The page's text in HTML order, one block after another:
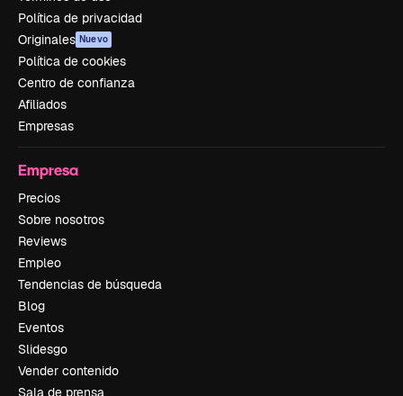
Política de privacidad
Originales Nuevo
Política de cookies
Centro de confianza
Afiliados
Empresas
Empresa
Precios
Sobre nosotros
Reviews
Empleo
Tendencias de búsqueda
Blog
Eventos
Slidesgo
Vender contenido
Sala de prensa